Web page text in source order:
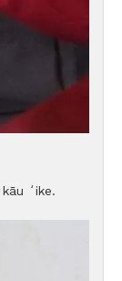
ʻike.